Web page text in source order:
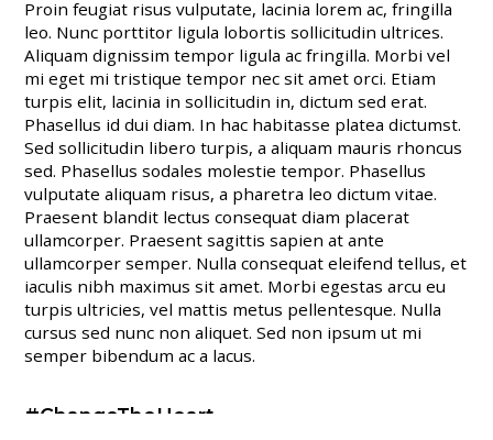
Proin feugiat risus vulputate, lacinia lorem ac, fringilla
leo. Nunc porttitor ligula lobortis sollicitudin ultrices.
Aliquam dignissim tempor ligula ac fringilla. Morbi vel
mi eget mi tristique tempor nec sit amet orci. Etiam
turpis elit, lacinia in sollicitudin in, dictum sed erat.
Phasellus id dui diam. In hac habitasse platea dictumst.
Sed sollicitudin libero turpis, a aliquam mauris rhoncus
sed. Phasellus sodales molestie tempor. Phasellus
vulputate aliquam risus, a pharetra leo dictum vitae.
Praesent blandit lectus consequat diam placerat
ullamcorper. Praesent sagittis sapien at ante
ullamcorper semper. Nulla consequat eleifend tellus, et
iaculis nibh maximus sit amet. Morbi egestas arcu eu
turpis ultricies, vel mattis metus pellentesque. Nulla
cursus sed nunc non aliquet. Sed non ipsum ut mi
semper bibendum ac a lacus.
#ChangeTheHeart